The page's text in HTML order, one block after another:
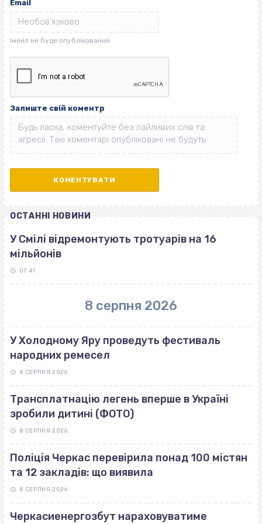
Email
Залиште свій коментр
ОСТАННІ НОВИНИ
У Смілі відремонтують тротуарів на 16
мільйонів
07:41
8 серпня 2026
У Холодному Яру проведуть фестиваль
народних ремесел
8 СЕРПНЯ 2026
Трансплатнацію легень вперше в Україні
зробили дитині (ФОТО)
8 СЕРПНЯ 2026
Поліція Черкас перевірила понад 100 містян
та 12 закладів: що виявила
8 СЕРПНЯ 2026
Черкасиенергозбут нараховуватиме